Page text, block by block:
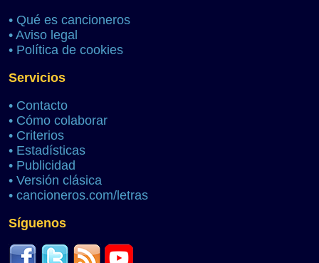
• Qué es cancioneros
• Aviso legal
• Política de cookies
Servicios
• Contacto
• Cómo colaborar
• Criterios
• Estadísticas
• Publicidad
• Versión clásica
• cancioneros.com/letras
Síguenos